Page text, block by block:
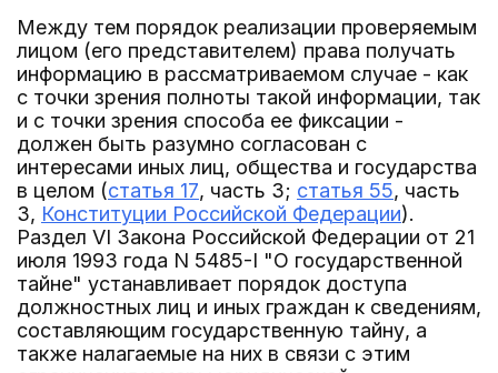
Между тем порядок реализации проверяемым
лицом (его представителем) права получать
информацию в рассматриваемом случае - как
с точки зрения полноты такой информации, так
и с точки зрения способа ее фиксации -
должен быть разумно согласован с
интересами иных лиц, общества и государства
в целом (статья 17, часть 3; статья 55, часть
3, Конституции Российской Федерации).
Раздел VI Закона Российской Федерации от 21
июля 1993 года N 5485-I "О государственной
тайне" устанавливает порядок доступа
должностных лиц и иных граждан к сведениям,
составляющим государственную тайну, а
также налагаемые на них в связи с этим